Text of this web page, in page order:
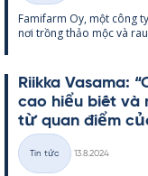
loại
Fa­mi­farm Oy, một công
nơi trồng thảo mộc và
Riikka Va­sama:
cao hiểu biết và
từ quan điểm
Thể
Tin tức
13.8.2024